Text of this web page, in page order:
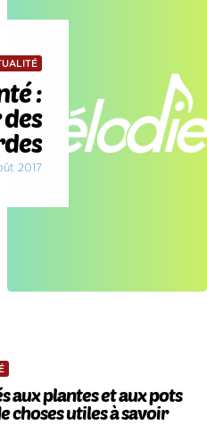
:
2017
aux plantes et aux pots
choses utiles à savoir